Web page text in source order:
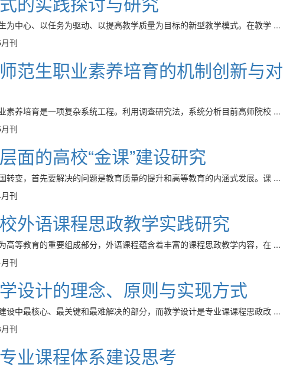
为中心、以任务为驱动、以提高教学质量为目标的新型教学模式。在教学 ...
刊
范生职业素养培育的机制创新与对
素养培育是一项复杂系统工程。利用调查研究法，系统分析目前高师院校 ...
刊
面的高校“金课”建设研究
转变，首先要解决的问题是教育质量的提升和高等教育的内涵式发展。课 ...
刊
外语课程思政教学实践研究
高等教育的重要组成部分，外语课程蕴含着丰富的课程思政教学内容，在 ...
刊
设计的理念、原则与实现方式
设中最核心、最关键和最难解决的部分，而教学设计是专业课课程思政改 ...
刊
业课程体系建设思考